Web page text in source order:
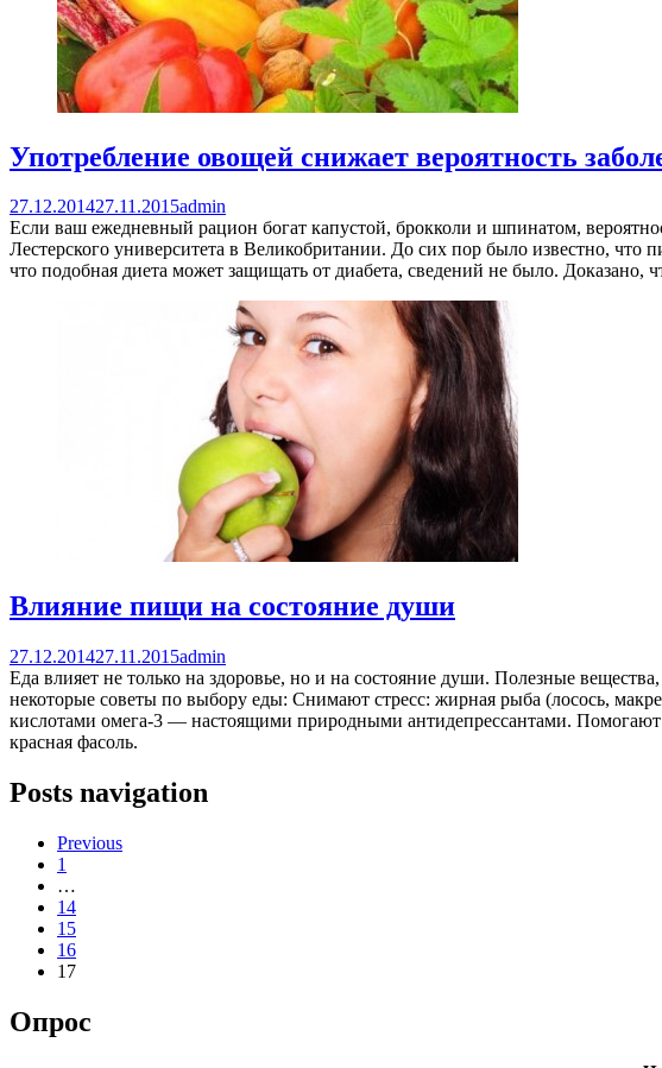
Употребление овощей снижает вероятность
27.12.201427.11.2015admin
Если ваш ежедневный рацион богат капустой, брокколи и шпинатом,
Лестерского университета в Великобритании. До сих пор было известно, что
что подобная диета может защищать от диабета, сведений не было. Доказано,
Влияние пищи на состояние души
27.12.201427.11.2015admin
Еда влияет не только на здоровье, но и на состояние души. Полезные
некоторые советы по выбору еды: Снимают стресс: жирная рыба (лосось,
кислотами омега-3 — настоящими природными антидепрессантами. Помогают
красная фасоль.
Posts navigation
Previous
1
…
14
15
16
17
Опрос